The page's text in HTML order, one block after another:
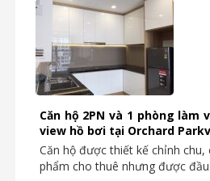
Căn hộ 2PN và 1 phòng làm
view hồ bơi tại Orchard
Căn hộ được thiết kế chỉnh chu,
phẩm cho thuê nhưng được